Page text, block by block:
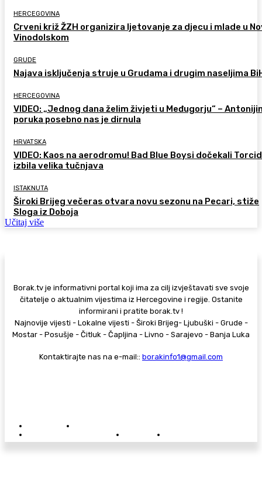
HERCEGOVINA
Crveni križ ŽZH organizira ljetovanje za djecu i mlade u
Vinodolskom
GRUDE
Najava isključenja struje u Grudama i drugim naseljima
HERCEGOVINA
VIDEO: „Jednog dana želim živjeti u Međugorju“ –
poruka posebno nas je dirnula
HRVATSKA
VIDEO: Kaos na aerodromu! Bad Blue Boysi dočekali
izbila velika tučnjava
ISTAKNUTA
Široki Brijeg večeras otvara novu sezonu na Pecari, stiže
Sloga iz Doboja
Učitaj više
Borak.tv je informativni portal koji ima za cilj izvještavati sve svoje
čitatelje o aktualnim vijestima iz Hercegovine i regije. Ostanite
informirani i pratite borak.tv !
Najnovije vijesti - Lokalne vijesti - Široki Brijeg- Ljubuški - Grude -
Mostar - Posušje - Čitluk - Čapljina - Livno - Sarajevo - Banja Luka
Kontaktirajte nas na e-mail:: borakinfo1@gmail.com